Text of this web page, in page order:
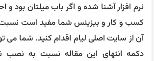
نرم افزار آشنا شده و اگر باب میلتان بود و
کسب و کار و بیزینس شما مفید است نسبت
آن از سایت اصلی لیام اقدام کنید. شما می
دکمه انتهای این مقاله نسبت به